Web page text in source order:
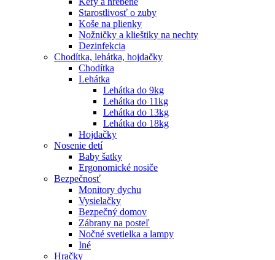
Starostlivosť o zuby
Koše na plienky
Nožničky a klieštiky na nechty
Dezinfekcia
Chodítka, lehátka, hojdačky
Chodítka
Lehátka
Lehátka do 9kg
Lehátka do 11kg
Lehátka do 13kg
Lehátka do 18kg
Hojdačky
Nosenie detí
Baby šatky
Ergonomické nosiče
Bezpečnosť
Monitory dychu
Vysielačky
Bezpečný domov
Zábrany na posteľ
Nočné svetielka a lampy
Iné
Hračky